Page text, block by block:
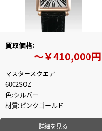
買取価格:
〜￥410,000円
マスタースクエア
6002SQZ
色:シルバー
材質:ピンクゴールド
詳細を見る